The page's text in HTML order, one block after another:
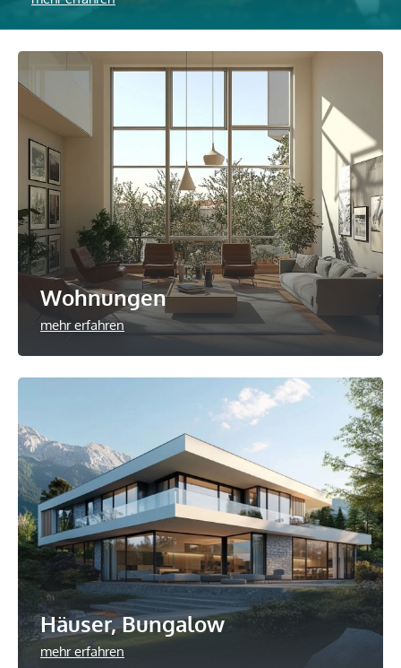
Wohnungen
mehr erfahren
Häuser, Bungalow
mehr erfahren